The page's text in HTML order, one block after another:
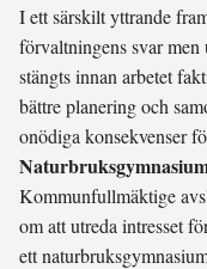
I ett särskilt yttrande
förvaltningens svar men
stängts innan arbetet
bättre planering och
onödiga konsekvenser
Kommunfullmäktige
om att utreda intresset
ett